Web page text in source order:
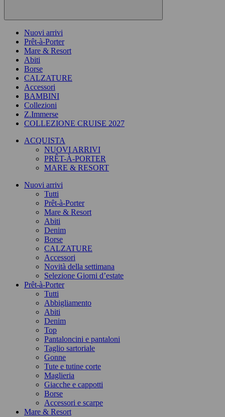
Nuovi arrivi
Prêt-à-Porter
Mare & Resort
Abiti
Borse
CALZATURE
Accessori
BAMBINI
Collezioni
Z.Immerse
COLLEZIONE CRUISE 2027
ACQUISTA
NUOVI ARRIVI
PRÊT-À-PORTER
MARE & RESORT
Nuovi arrivi
Tutti
Prêt-à-Porter
Mare & Resort
Abiti
Denim
Borse
CALZATURE
Accessori
Novità della settimana
Selezione Giorni d’estate
Prêt-à-Porter
Tutti
Abbigliamento
Abiti
Denim
Top
Pantaloncini e pantaloni
Taglio sartoriale
Gonne
Tute e tutine corte
Maglieria
Giacche e cappotti
Borse
Accessori e scarpe
Mare & Resort